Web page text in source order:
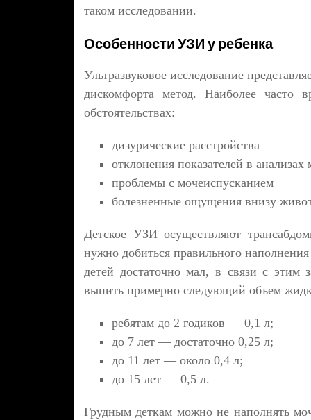
таком исследовании.
Особенности УЗИ у ребенка
Ультразвуковое исследование
дискомфорта метод. Наиболее часто
обстоятельствах:
дизурические расстройства
отклонения показателей в анализах
проблемы с мочеиспусканием
болезненные ощущения внизу
Детское УЗИ осуществляют
нужно добиться правильного
детей достаточно мал, в связи с этим
выпить примерно следующий объем
ребятам до 2 годиков — 0,1 л;
до 7 лет — достаточно 0,25 л;
до 11 лет — около 0,4 л;
до 15 лет — 0,5 л.
Грудным деткам можно не наполнять